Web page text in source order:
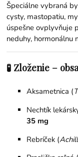
Špeciálne vybraná
cysty, mastopatiu,
úspešne ovplyvňuje
neduhy, hormonálnu
🧪 Zloženie –
Aksametnica (
Nechtík
35 mg
Rebríček (